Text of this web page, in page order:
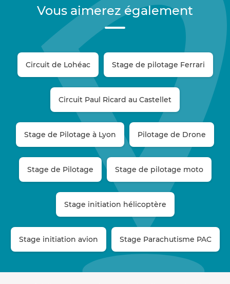
Vous aimerez également
Circuit de Lohéac Stage de pilotage Ferrari
Circuit Paul Ricard au Castellet
Stage de Pilotage à Lyon Pilotage de Drone
Stage de Pilotage Stage de pilotage moto
Stage initiation hélicoptère
Stage initiation avion Stage Parachutisme PAC